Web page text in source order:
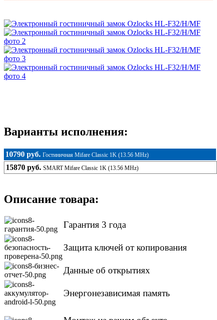
Варианты исполнения:
10790 руб. Гостиничная Mifare Classic 1K (13.56 MHz)
15870 руб. SMART Mifare Classic 1K (13.56 MHz)
Описание товара:
Гарантия 3 года
Защита ключей от копирования
Данные об открытиях
Энергонезависимая память